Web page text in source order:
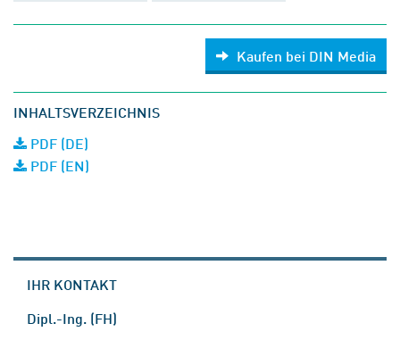
Kaufen bei DIN Media
INHALTSVERZEICHNIS
PDF (DE)
PDF (EN)
IHR KONTAKT
Dipl.-Ing. (FH)